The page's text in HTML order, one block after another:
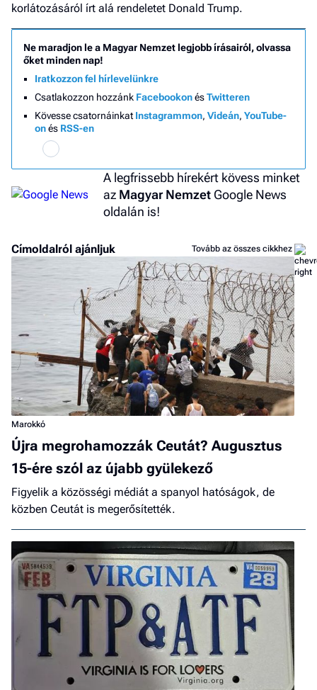
korlátozásáról írt alá rendeletet Donald Trump.
Ne maradjon le a Magyar Nemzet legjobb írásairól, olvassa
őket minden nap!
Iratkozzon fel hírlevelünkre
Csatlakozzon hozzánk FacebookonésTwitteren
Kövesse csatornáinkat Instagrammon, Videán, YouTube-
onés RSS-en
A legfrissebb hírekért kövess minket
az Magyar Nemzet Google News
oldalán is!
Címoldalról ajánljuk Tovább az összes cikkhez
Marokkó
Újra megrohamozzák Ceutát? Augusztus
15-ére szól az újabb gyülekező
Figyelik a közösségi médiát a spanyol hatóságok, de
közben Ceutát is megerősítették.